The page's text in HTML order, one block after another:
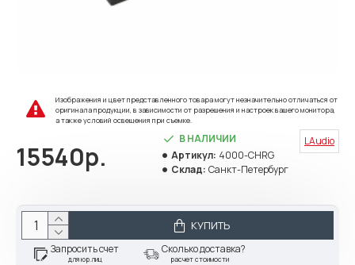
Изображения и цвет представленного товара могут незначительно отличаться от
оригинала продукции, в зависимости от разрешения и настроек вашего монитора,
а также условий освещения при съемке.
15540р.
В НАЛИЧИИ
Артикул: 4000-CHRG
Склад: Санкт-Петербург
LAudio
КУПИТЬ
Запросить счет
для юр.лиц
Сколько доставка?
расчет стоимости